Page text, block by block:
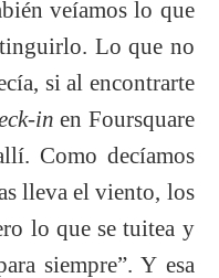
veíamos lo que
Lo que no
si al encontrarte
in en Foursquare
Como decíamos
lleva el viento, los
lo que se tuitea y
siempre”. Y esa